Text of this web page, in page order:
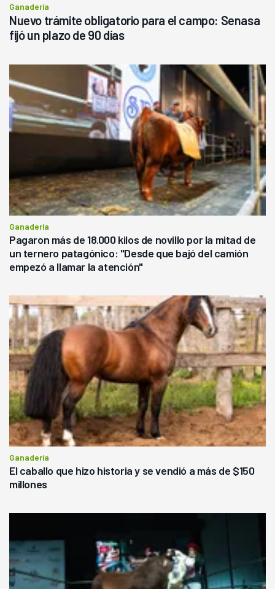
Ganadería
Nuevo trámite obligatorio para el campo: Senasa
fijó un plazo de 90 días
Ganadería
Pagaron más de 18.000 kilos de novillo por la mitad de
un ternero patagónico: "Desde que bajó del camión
empezó a llamar la atención"
Ganadería
El caballo que hizo historia y se vendió a más de $150
millones